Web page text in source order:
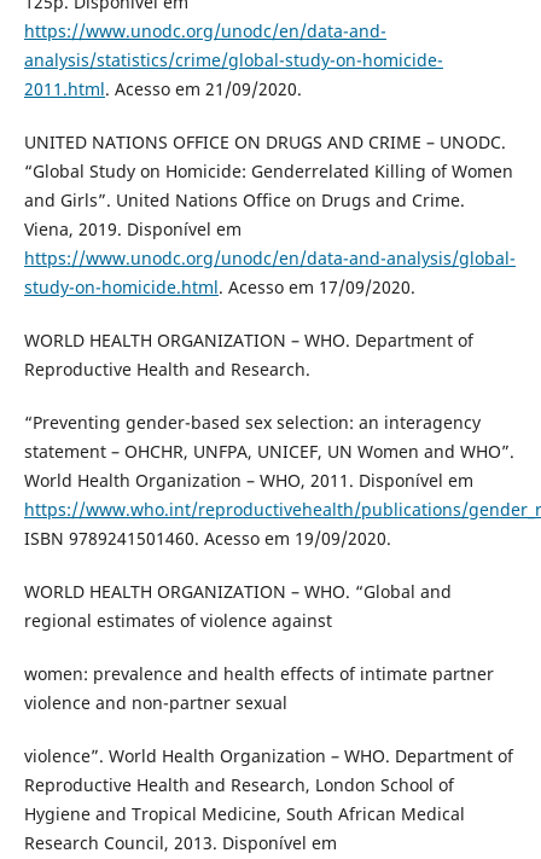
https://www.unodc.org/unodc/en/data-and-
analysis/statistics/crime/global-study-on-homicide-
2011.html. Acesso em 21/09/2020.
UNITED NATIONS OFFICE ON DRUGS AND CRIME – UNODC.
“Global Study on Homicide: Genderrelated Killing of Women
and Girls”. United Nations Office on Drugs and Crime.
Viena, 2019. Disponível em
https://www.unodc.org/unodc/en/data-and-analysis/global-
study-on-homicide.html. Acesso em 17/09/2020.
WORLD HEALTH ORGANIZATION – WHO. Department of
Reproductive Health and Research.
“Preventing gender-based sex selection: an interagency
statement – OHCHR, UNFPA, UNICEF, UN Women and WHO”.
World Health Organization – WHO, 2011. Disponível em
https://www.who.int/reproductivehealth/publications/
ISBN 9789241501460. Acesso em 19/09/2020.
WORLD HEALTH ORGANIZATION – WHO. “Global and
regional estimates of violence against
women: prevalence and health effects of intimate partner
violence and non-partner sexual
violence”. World Health Organization – WHO. Department of
Reproductive Health and Research, London School of
Hygiene and Tropical Medicine, South African Medical
Research Council, 2013. Disponível em